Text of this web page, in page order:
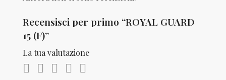
Recensisci per primo “ROYAL GUARD
15 (F)”
La tua valutazione